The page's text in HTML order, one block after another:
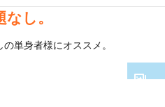
し。
単身者様にオススメ。